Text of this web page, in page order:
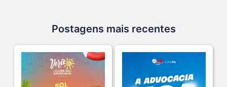
Ganhar tempo, automatizar tarefas e aumentar a pro s...
7 De Julho De 2026
Postagens mais recentes